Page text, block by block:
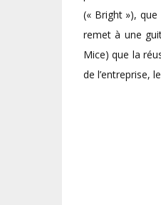
(« Bright »), que
remet à une
Mice) que la
de l’entreprise,